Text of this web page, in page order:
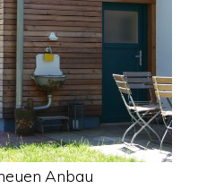
Anbau